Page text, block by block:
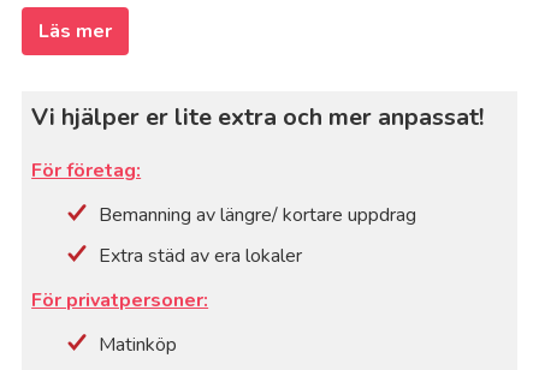
Läs mer
Vi hjälper er lite extra och mer anpassat!
För företag:
Bemanning av längre/ kortare uppdrag
Extra städ av era lokaler
För privatpersoner:
Matinköp